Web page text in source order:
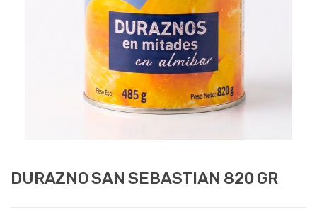
DURAZNO SAN SEBASTIAN 820 GR